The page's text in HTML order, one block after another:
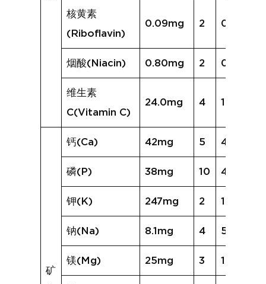
核黄素
(Riboflavin)
0.09mg 2 0.06mg
烟酸(Niacin) 0.80mg 2 0.49mg
维生素
C(Vitamin C)
24.0mg 4 17.1mg
矿
钙(Ca) 42mg 5 47mg
磷(P) 38mg 10 49mg
钾(K) 247mg 2 153mg
钠(Na) 8.1mg 4 5.8mg
镁(Mg) 25mg 3 18mg